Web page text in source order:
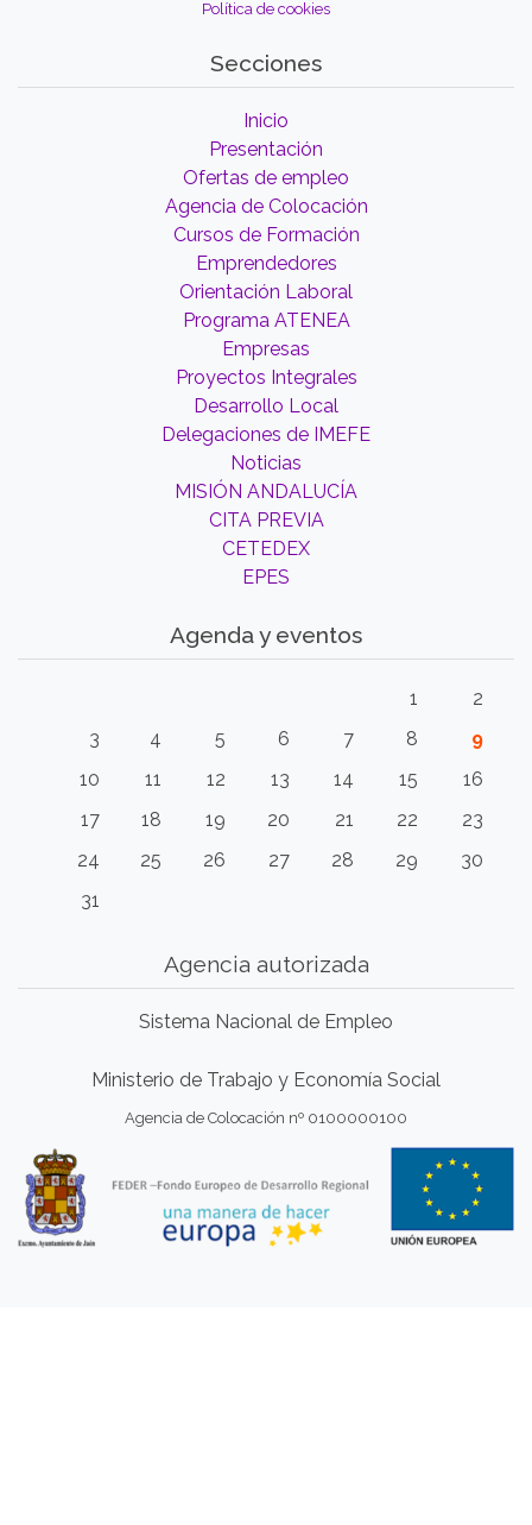
Política de cookies
Secciones
Inicio
Presentación
Ofertas de empleo
Agencia de Colocación
Cursos de Formación
Emprendedores
Orientación Laboral
Programa ATENEA
Empresas
Proyectos Integrales
Desarrollo Local
Delegaciones de IMEFE
Noticias
MISIÓN ANDALUCÍA
CITA PREVIA
CETEDEX
EPES
Agenda y eventos
1
2
3
4 5 6 7 8
9
10
11 12 13 14 15
16
17
18 19 20 21 22
23
24
25 26 27 28 29
30
31
Agencia autorizada
Sistema Nacional de Empleo
Ministerio de Trabajo y Economía Social
Agencia de Colocación nº 0100000100